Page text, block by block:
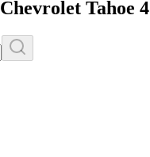
Chevrolet Tahoe 4